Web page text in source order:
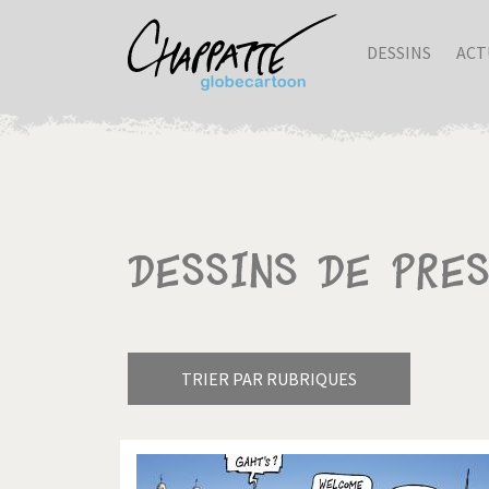
DESSINS
Dessins de
TRIER PAR RUBRIQUES
Armes à domicile